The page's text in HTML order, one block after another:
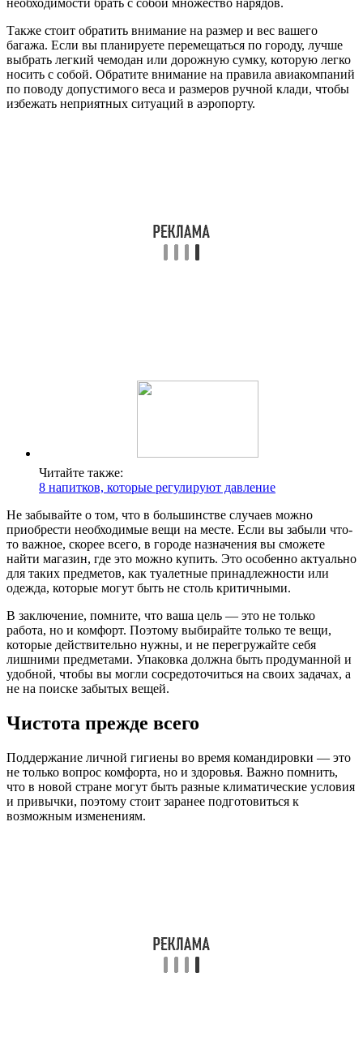
Также стоит обратить внимание на размер и вес вашего
багажа. Если вы планируете перемещаться по городу, лучше
выбрать легкий чемодан или дорожную сумку, которую легко
носить с собой. Обратите внимание на правила авиакомпаний
по поводу допустимого веса и размеров ручной клади, чтобы
избежать неприятных ситуаций в аэропорту.
Читайте также:
8 напитков, которые регулируют давление
Не забывайте о том, что в большинстве случаев можно
приобрести необходимые вещи на месте. Если вы забыли что-
то важное, скорее всего, в городе назначения вы сможете
найти магазин, где это можно купить. Это особенно актуально
для таких предметов, как туалетные принадлежности или
одежда, которые могут быть не столь критичными.
В заключение, помните, что ваша цель — это не только
работа, но и комфорт. Поэтому выбирайте только те вещи,
которые действительно нужны, и не перегружайте себя
лишними предметами. Упаковка должна быть продуманной и
удобной, чтобы вы могли сосредоточиться на своих задачах, а
не на поиске забытых вещей.
Чистота прежде всего
Поддержание личной гигиены во время командировки — это
не только вопрос комфорта, но и здоровья. Важно помнить,
что в новой стране могут быть разные климатические условия
и привычки, поэтому стоит заранее подготовиться к
возможным изменениям.